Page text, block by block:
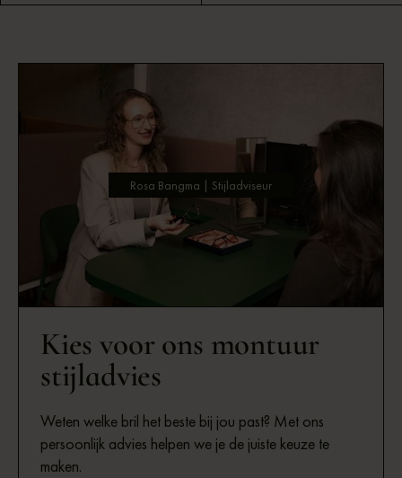
Kies voor ons montuur
stijladvies
Weten welke bril het beste bij jou past? Met ons
persoonlijk advies helpen we je de juiste keuze te
maken.
Rosa Bangma | Stijladviseur